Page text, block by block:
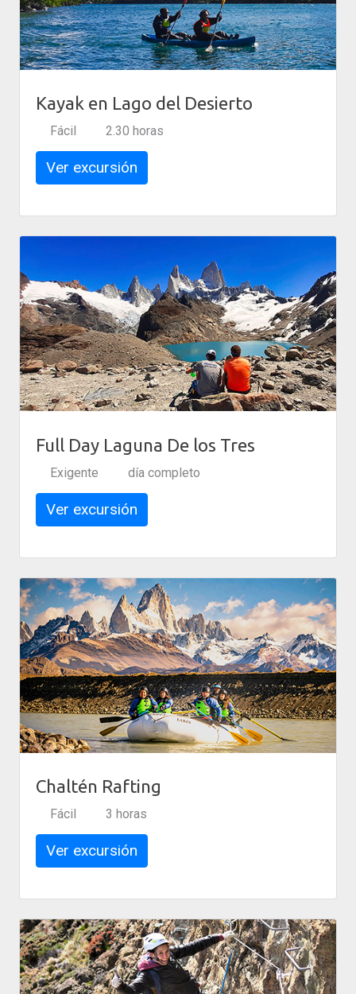
Kayak en Lago del Desierto
Fácil 2.30 horas
Ver excursión
Full Day Laguna De los Tres
Exigente día completo
Ver excursión
Chaltén Rafting
Fácil 3 horas
Ver excursión